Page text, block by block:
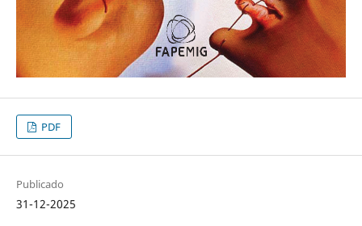
PDF
Publicado
31-12-2025